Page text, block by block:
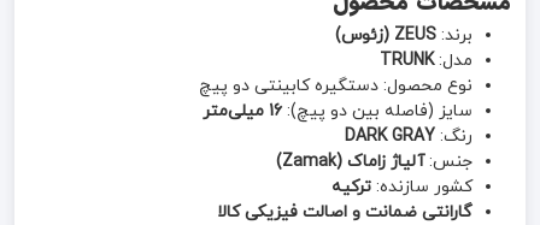
برند: ZEUS (زئوس)
مدل:TRUNK
نوع محصول: دستگیره کابینتی دو پیچ
سایز (فاصله بین دو پیچ): 16 میلی‌متر
رنگ: DARK GRAY
جنس:آلیاژ زاماک (Zamak)
کشور سازنده: ترکیه
گارانتی ضمانت و اصالت فیزیکی کالا